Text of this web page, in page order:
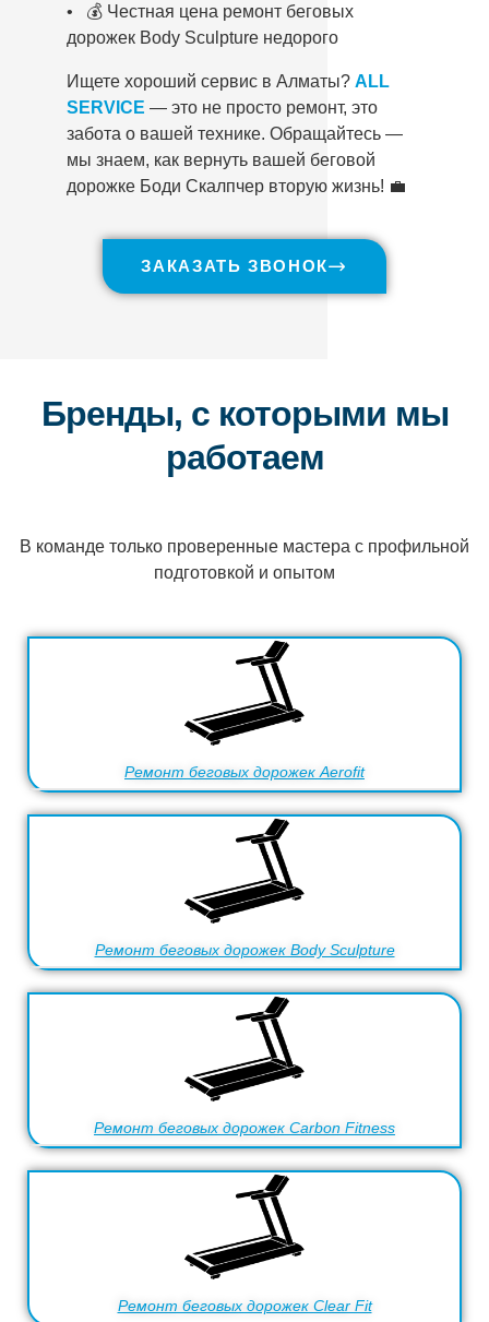
• 💰 Честная цена ремонт беговых
дорожек Body Sculpture недорого
Ищете хороший сервис в Алматы? ALL
SERVICE — это не просто ремонт, это
забота о вашей технике. Обращайтесь —
мы знаем, как вернуть вашей беговой
дорожке Боди Скалпчер вторую жизнь! 💼
ЗАКАЗАТЬ ЗВОНОК
Бренды, с которыми мы
работаем
В команде только проверенные мастера с профильной
подготовкой и опытом
Ремонт беговых дорожек Aerofit
Ремонт беговых дорожек Body Sculpture
Ремонт беговых дорожек Carbon Fitness
Ремонт беговых дорожек Clear Fit